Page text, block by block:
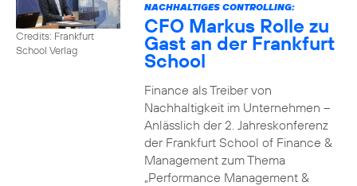
Credits: Frankfurt
School Verlag
NACHHALTIGES CONTROLLING:
CFO Markus Rolle zu
Gast an der Frankfurt
School
Finance als Treiber von
Nachhaltigkeit im Unternehmen –
Anlässlich der 2. Jahreskonferenz
der Frankfurt School of Finance &
Management zum Thema
„Performance Management &